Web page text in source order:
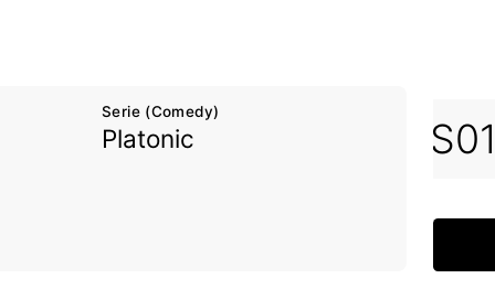
Serie (Comedy)
Platonic
S01E08